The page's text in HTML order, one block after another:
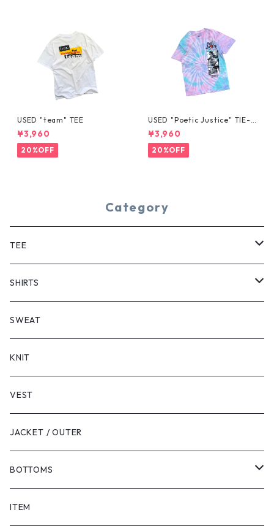
USED "team" TEE
¥3,960
20%OFF
USED "Poetic Justice" TIE-D
YE TEE
¥3,960
20%OFF
Category
TEE
SHORT SLEEVE
LONG SLEEVE
SHIRTS
SHORT SLEEVE
LONG SLEEVE
SWEAT
KNIT
VEST
JACKET / OUTER
BOTTOMS
SHORTS
ITEM